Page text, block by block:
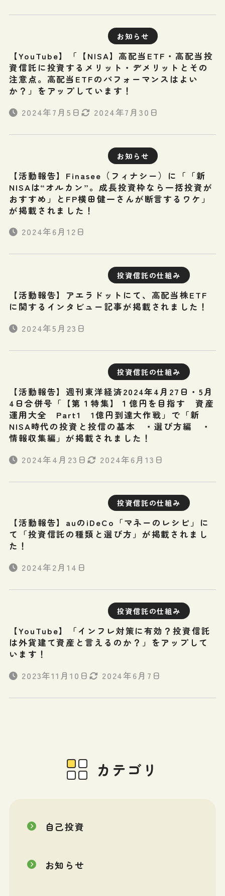
お知らせ
【YouTube】「【NISA】高配当ETF・高配当投
資信託に投資するメリット・デメリットとその
注意点。高配当ETFのパフォーマンスはよい
か？」をアップしています！
2024年7月5日
2024年7月30日
お知らせ
【活動報告】Finasee（フィナシー）に「「新
NISAは“オルカン”。成長投資枠なら一括投資が
おすすめ」とFP横田健一さんが断言するワケ」
が掲載されました！
2024年6月12日
投資信託の仕組み
【活動報告】アエラドットにて、高配当株ETF
に関するインタビュー記事が掲載されました！
2024年5月23日
投資信託の仕組み
【活動報告】週刊東洋経済2024年4月27日・5月
4日合併号「【第１特集】１億円を目指す 資産
運用大全 Part1 1億円到達大作戦」で「新
NISA時代の投資と投信の基本 ・選び方編 ・
情報収集編」が掲載されました！
2024年4月23日
2024年6月13日
投資信託の仕組み
【活動報告】auのiDeCo「マネーのレシピ」に
て「投資信託の種類と選び方」が掲載されまし
た！
2024年2月14日
投資信託の仕組み
【YouTube】「インフレ対策に有効？投資信託
は外貨建て資産と言えるのか？」をアップして
います！
2023年11月10日
2024年6月7日
カテゴリ
自己投資
お知らせ